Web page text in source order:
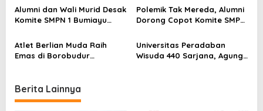
t
o
n
Pelanggaran Lalu Lintas
Alumni dan Wali Murid Desak
Komite SMPN 1 Bumiayu
Tangan
Polemik Tak Mereda, Alumni
Dorong Copot Komite SMPN
Protes
Atlet Berlian Muda Raih
Emas di Borobudur
Tegal!
Universitas Peradaban
Wisuda 440 Sarjana, Agung
Berita Lainnya